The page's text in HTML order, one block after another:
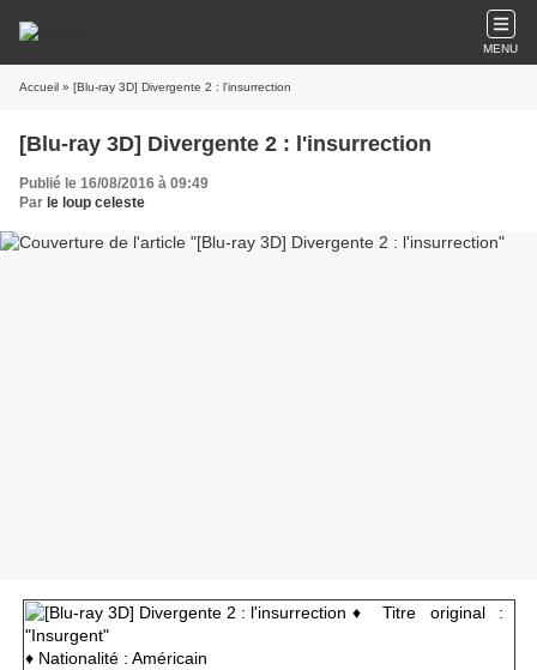
MENU
Accueil » [Blu-ray 3D] Divergente 2 : l'insurrection
[Blu-ray 3D] Divergente 2 : l'insurrection
Publié le 16/08/2016 à 09:49
Par le loup celeste
♦ Titre original :
"Insurgent"
♦ Nationalité : Américain